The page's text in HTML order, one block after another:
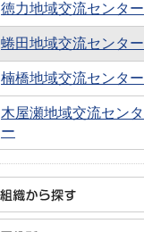
徳力地域交流センター
蜷田地域交流センター
楠橋地域交流センター
木屋瀬地域交流センタ
ー